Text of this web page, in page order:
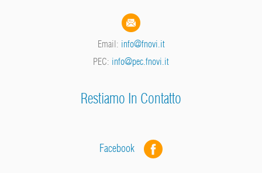
Email: info@fnovi.it
PEC: info@pec.fnovi.it
Restiamo In Contatto
Facebook